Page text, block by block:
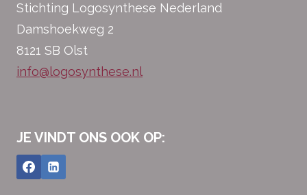
Stichting Logosynthese Nederland
Damshoekweg 2
8121 SB Olst
info@logosynthese.nl
JE VINDT ONS OOK OP: